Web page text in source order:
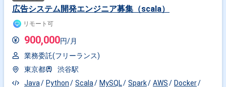
Aurora,S3,CloudFront,ElastiCache） 仮想化基盤：Docker,Kubernetes 分析
基盤：fluentd,AWS(Glue,Athena,CDK),Airflow,BigQuery,GoogleData
Studio,Redash プロビジョニング：Terraform,Ansible 監視：
DataDog,Kibana ミドルウェア：nginx,MySQL,ClickHouse 開発ツール：
Github,Slack,IntellijIDEA,Jenkins,JIRA,SlackBot ※20代〜30代が中心で活気
ある雰囲気です。 ※成長意欲が高く、スキルを急速に伸ばしたい方に最適
※将来リーダーを目指す方歓迎
広告システム開発エンジニア募集（scala）
リモート可
900,000円/月
業務委託(フリーランス)
東京都
渋谷駅
Java
Python Scala MySQL Spark AWS
Docker
その他の条件で検索する
その他開発言語・スキルから探す
AWS Lambda Python
BigQuery
SQL